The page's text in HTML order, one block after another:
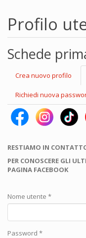
Profilo
Schede
Crea nuovo profilo
Richiedi nuova
RESTIAMO IN
PER CONOSCERE GLI
PAGINA FACEBOOK
Nome utente *
Password *